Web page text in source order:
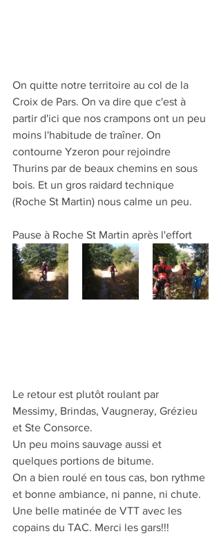
On quitte notre territoire au col de la
Croix de Pars. On va dire que c'est à
partir d'ici que nos crampons ont un peu
moins l'habitude de traîner. On
contourne Yzeron pour rejoindre
Thurins par de beaux chemins en sous
bois. Et un gros raidard technique
(Roche St Martin) nous calme un peu.
Pause à Roche St Martin après l'effort
Le retour est plutôt roulant par
Messimy, Brindas, Vaugneray, Grézieu
et Ste Consorce.
Un peu moins sauvage aussi et
quelques portions de bitume.
On a bien roulé en tous cas, bon rythme
et bonne ambiance, ni panne, ni chute.
Une belle matinée de VTT avec les
copains du TAC. Merci les gars!!!